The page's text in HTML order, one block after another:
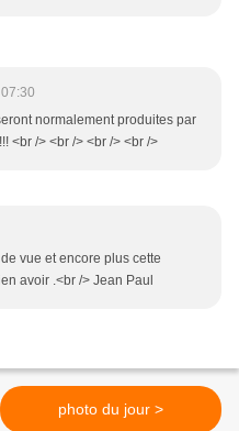
normalement produites par
<br /> <br /> <br /> <br />
vue et encore plus cette
avoir .<br /> Jean Paul
photo du jour >